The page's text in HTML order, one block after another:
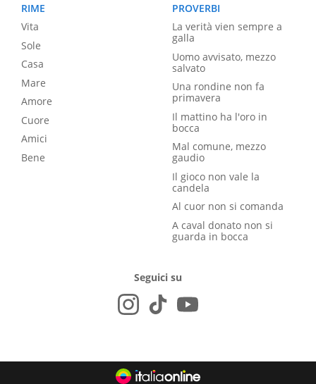
RIME
Vita
Sole
Casa
Mare
Amore
Cuore
Amici
Bene
PROVERBI
La verità vien sempre a
galla
Uomo avvisato, mezzo
salvato
Una rondine non fa
primavera
Il mattino ha l'oro in
bocca
Mal comune, mezzo
gaudio
Il gioco non vale la
candela
Al cuor non si comanda
A caval donato non si
guarda in bocca
Seguici su